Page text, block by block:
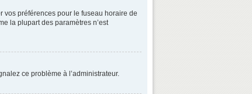
vos préférences pour le fuseau horaire de
la plupart des paramètres n’est
ce problème à l’administrateur.